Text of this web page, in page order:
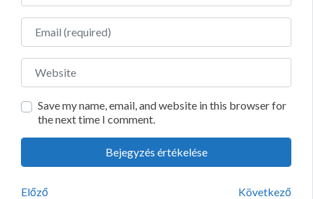
Email
Website
Save my name, email, and website in this browser for
the next time I comment.
Előző Következő